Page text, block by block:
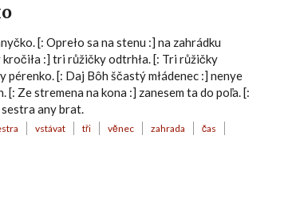
[: Opreło sa na stenu :] na zahrádku
:] tri růžičky odtrhła. [: Tri růžičky
[: Daj Bôh ščastý młádenec :] nenye
[: Ze stremena na kona :] zanesem ta do poľa. [:
any brat.
vstávat tři věnec zahrada
čas